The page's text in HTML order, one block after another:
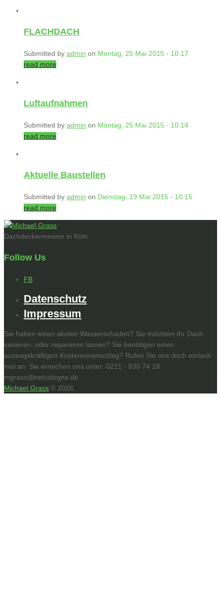
FLACHDACH
Submitted by admin on Montag, 25 Mai 2015 - 10:17
read more
Luftaufnahmen
Submitted by admin on Montag, 25 Mai 2015 - 10:14
read more
Aktuelle Baustellen
Submitted by admin on Dienstag, 19 Mai 2015 - 10:15
read more
Dachdeckermeister in Köln
Follow Us
FB
Datenschutz
Impressum
Sie haben einen akuten Wasserschaden? Sie möchten Ihr Dach
sanieren, oder reparieren lassen? Sie benötigen einen
aussagekräftigen Kostenvoranschlag? Rufen Sie uns doch einfach
mal an: Sie erreichen uns unter: 0221 - 830 74 18
mgrass@netcologne.de
Michael Grass © 2026.